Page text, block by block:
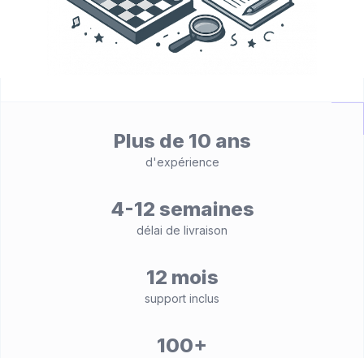
Plus de 10 ans
d'expérience
4-12 semaines
délai de livraison
12 mois
support inclus
100+